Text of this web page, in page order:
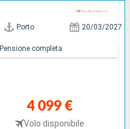
Porto 20/03/2027
4 099 €
Volo disponibile
Pensione completa